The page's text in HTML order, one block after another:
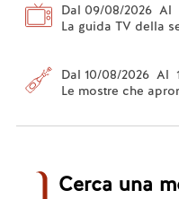
Dal 09/08/2026 Al
La guida TV della
Dal 10/08/2026 Al
Le mostre che
Cerca una